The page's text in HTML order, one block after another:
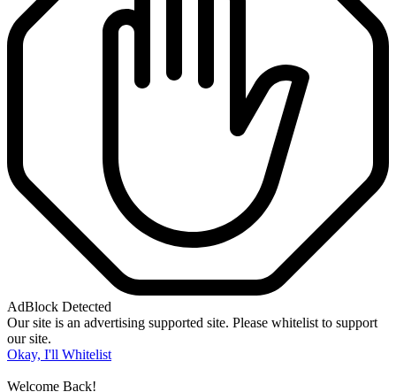
AdBlock Detected
Our site is an advertising supported site. Please whitelist to support
our site.
Okay, I'll Whitelist
Welcome Back!